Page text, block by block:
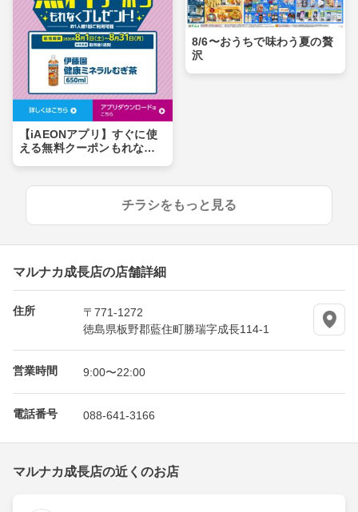
【iAEONアプリ】すぐに使
える無料クーポンもれなく
8/6〜おうちで味わう夏の贅
沢
チラシをもっと見る
マルナカ成長店の店舗詳細
住所
〒771-1272
徳島県板野郡藍住町勝瑞字成長114-1
営業時間 9:00〜22:00
電話番号 088-641-3166
マルナカ成長店の近くのお店